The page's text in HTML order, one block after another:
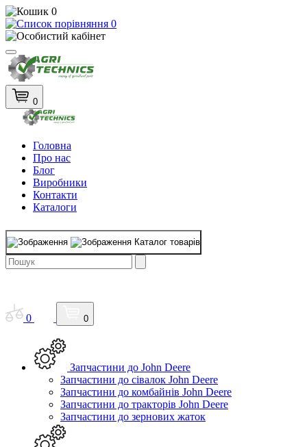
0
0
0
Головна
Про нас
Блог
Виробники
Контакти
Каталоги
Каталог товарів
0 0
Запчастини до John Deere
Запчастини до сівалок John Deere
Запчастини до комбайнів John Deere
Запчастини до тракторів John Deere
Запчастини до зернових жаток